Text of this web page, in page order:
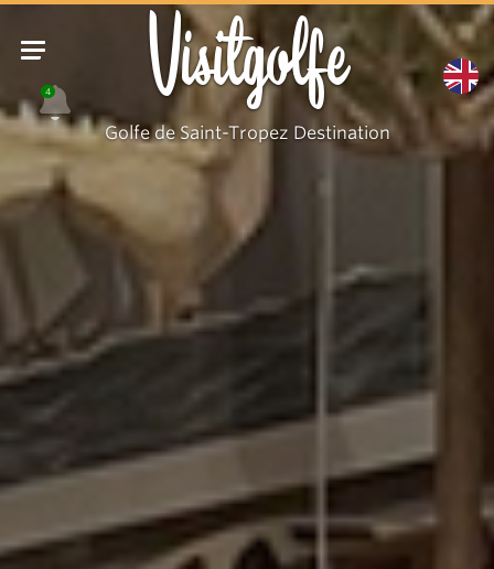
4 Visitgolfe
Golfe de Saint-Tropez Destination